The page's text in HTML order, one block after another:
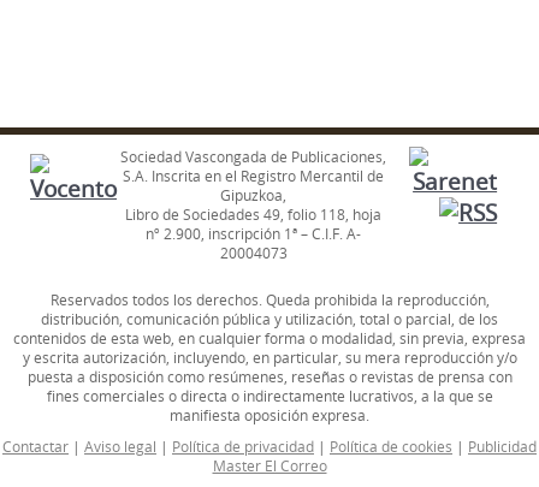
Sociedad Vascongada de Publicaciones,
S.A. Inscrita en el Registro Mercantil de
Gipuzkoa,
Libro de Sociedades 49, folio 118, hoja
nº 2.900, inscripción 1ª – C.I.F. A-
20004073
Reservados todos los derechos. Queda prohibida la reproducción,
distribución, comunicación pública y utilización, total o parcial, de los
contenidos de esta web, en cualquier forma o modalidad, sin previa, expresa
y escrita autorización, incluyendo, en particular, su mera reproducción y/o
puesta a disposición como resúmenes, reseñas o revistas de prensa con
fines comerciales o directa o indirectamente lucrativos, a la que se
manifiesta oposición expresa.
Contactar | Aviso legal | Política de privacidad | Política de cookies | Publicidad
Master El Correo